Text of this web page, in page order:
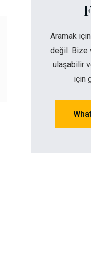
Aramak
değil. Bize
ulaşabilir
için